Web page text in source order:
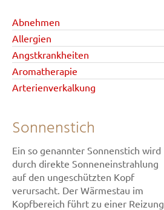
Abnehmen
Allergien
Angstkrankheiten
Aromatherapie
Arterienverkalkung
Sonnenstich
Ein so genannter Sonnenstich wird
durch direkte Sonneneinstrahlung
auf den ungeschützten Kopf
verursacht. Der Wärmestau im
Kopfbereich führt zu einer Reizung